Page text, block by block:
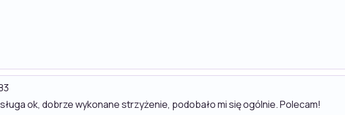
ok, dobrze wykonane strzyżenie, podobało mi się ogólnie. Polecam!